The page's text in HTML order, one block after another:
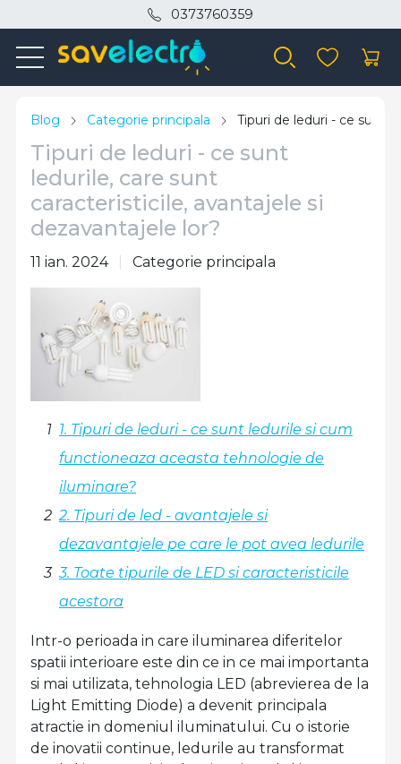
0373760359
Blog Categorie principala Tipuri de leduri - ce sunt
Tipuri de leduri - ce sunt
ledurile, care sunt
caracteristicile, avantajele si
dezavantajele lor?
11 ian. 2024 Categorie principala
1. Tipuri de leduri - ce sunt ledurile si cum
functioneaza aceasta tehnologie de
iluminare?
2. Tipuri de led - avantajele si
dezavantajele pe care le pot avea ledurile
3. Toate tipurile de LED si caracteristicile
acestora
Intr-o perioada in care iluminarea diferitelor
spatii interioare este din ce in ce mai importanta
si mai utilizata, tehnologia LED (abrevierea de la
Light Emitting Diode) a devenit principala
atractie in domeniul iluminatului. Cu o istorie
de inovatii continue, ledurile au transformat